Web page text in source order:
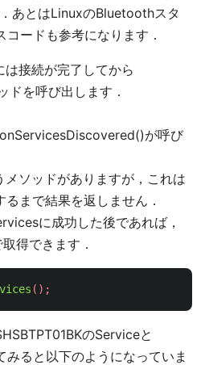
あとはLinuxのBluetoothスタ
ードも参考になります．
接続が完了してから
を呼び出します．
が呼び
ソッドがありますが，これは
まで結果を返しません．
に成功した後であれば，
得できます．
();
のServiceと
ると以下のようになっていま